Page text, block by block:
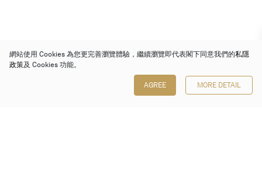
網站使用 Cookies 為您更完善瀏覽體驗，繼續瀏覽即代表閣下同意我們的私隱
政策及 Cookies 功能。
AGREE MORE DETAIL